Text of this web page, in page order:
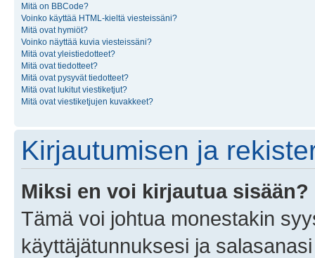
Mitä on BBCode?
Voinko käyttää HTML-kieltä viesteissäni?
Mitä ovat hymiöt?
Voinko näyttää kuvia viesteissäni?
Mitä ovat yleistiedotteet?
Mitä ovat tiedotteet?
Mitä ovat pysyvät tiedotteet?
Mitä ovat lukitut viestiketjut?
Mitä ovat viestiketjujen kuvakkeet?
Kirjautumisen ja
Miksi en voi kirjautua sisään?
Tämä voi johtua monestakin
käyttäjätunnuksesi ja